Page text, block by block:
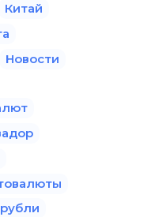
Китай
Новости